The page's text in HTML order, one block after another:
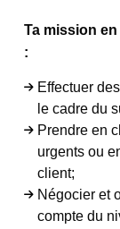
Ta mission
:
Effectuer
le cadre du
Prendre en
urgents ou
client;
Négocier et
compte du